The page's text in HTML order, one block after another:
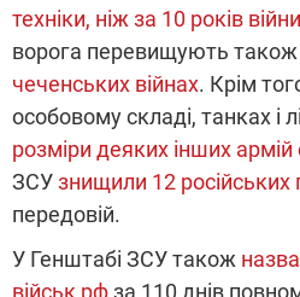
техніки, ніж за 10 років
ворога перевищують також
чеченських війнах. Крім
особовому складі, танках і
розміри деяких інших армій
ЗСУзнищили 12 російських
передовій.
У Генштабі ЗСУ також
військ рфза 110 днів